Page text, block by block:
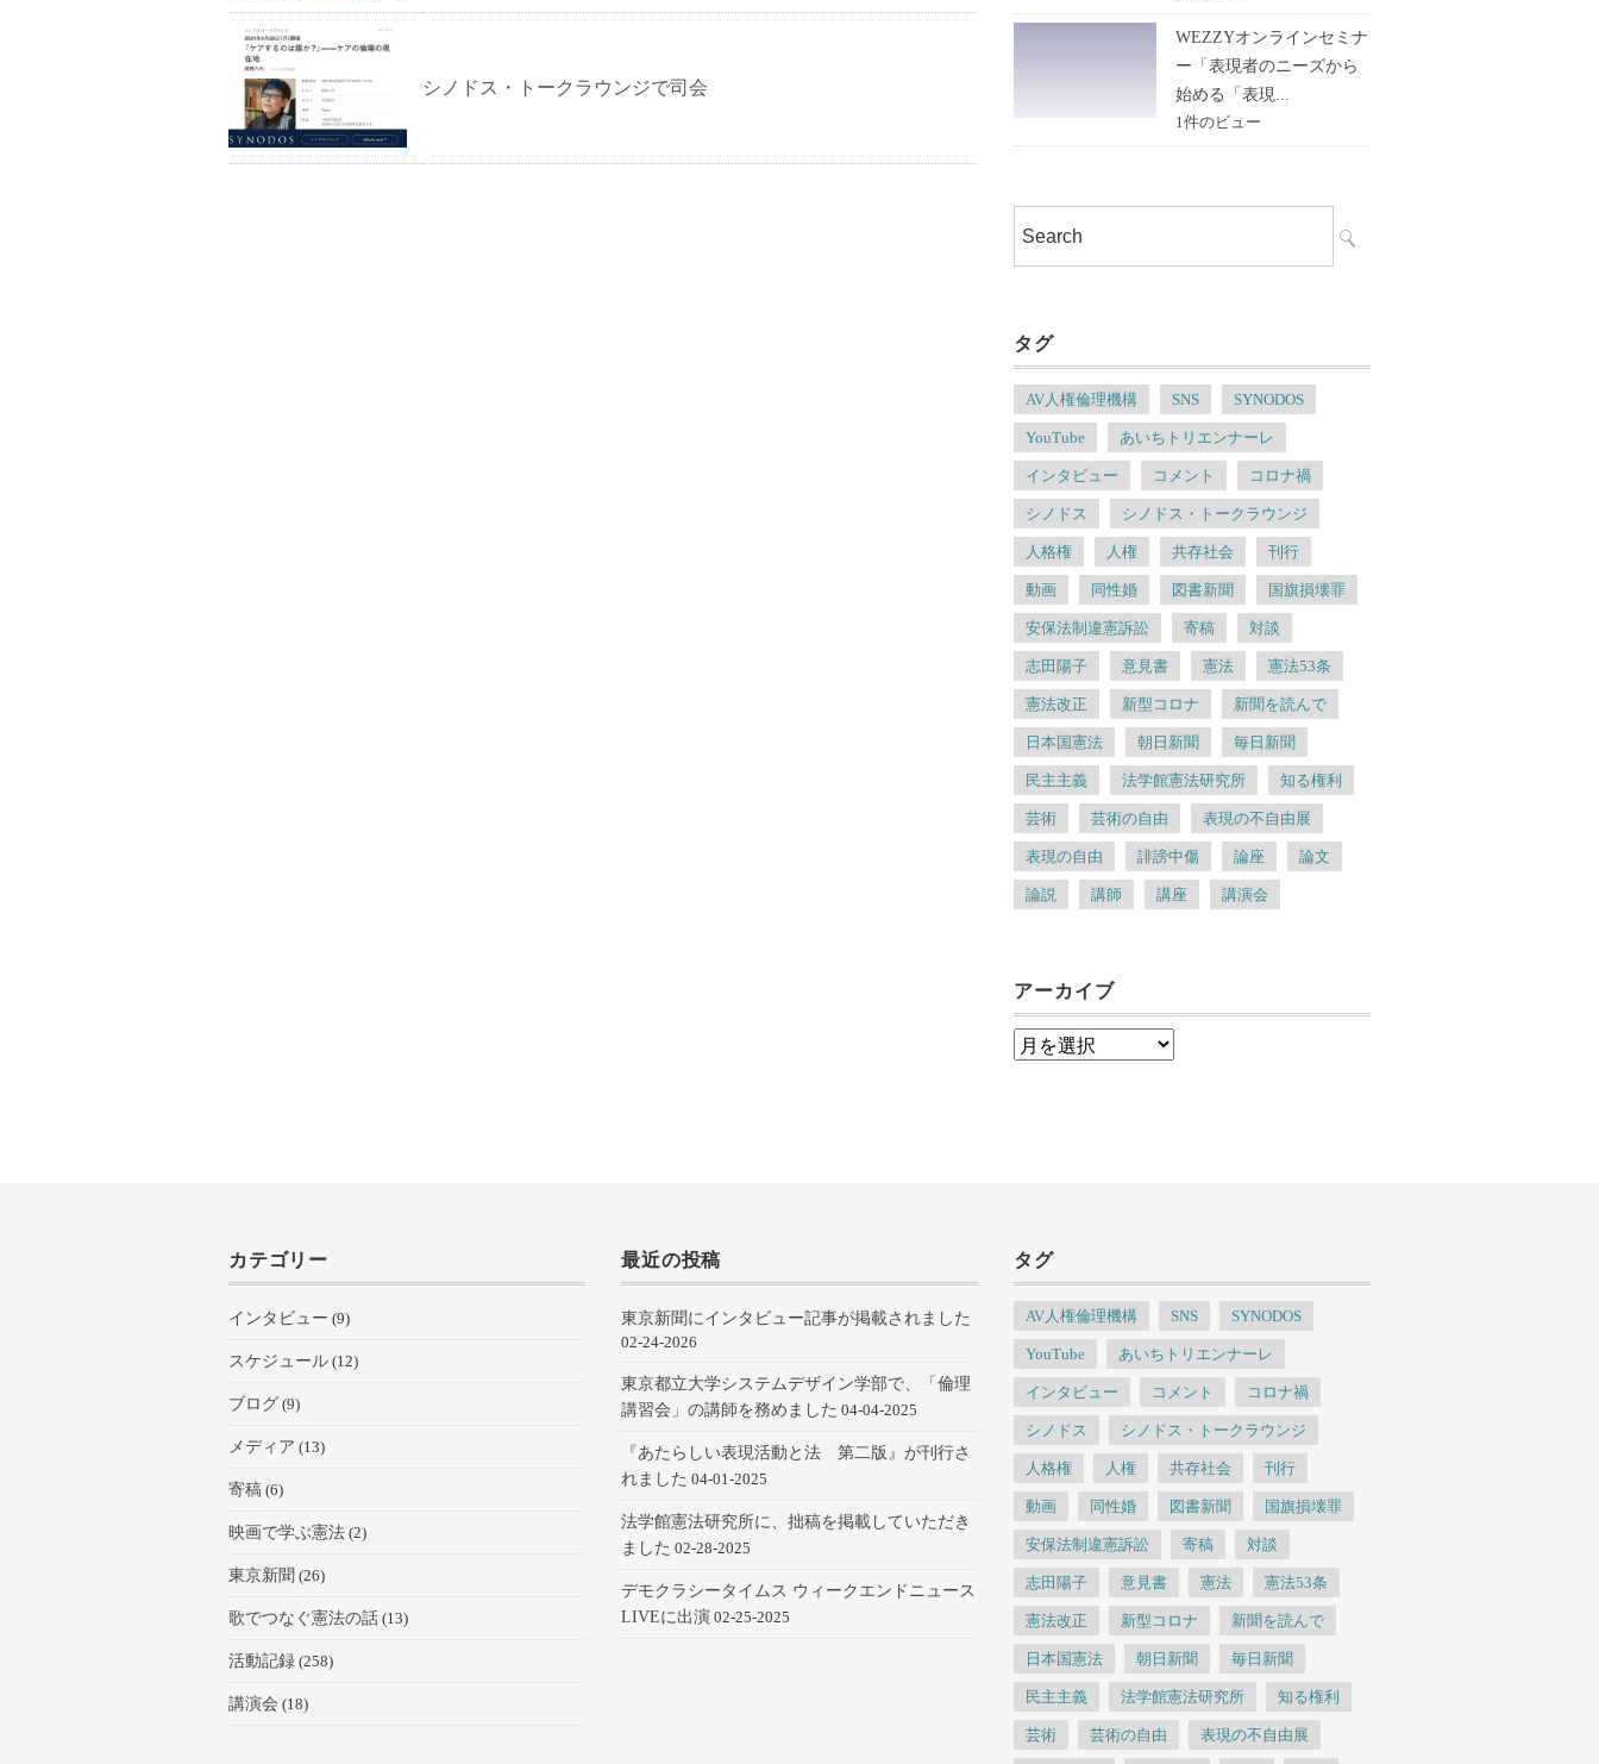
シノドス・トークラウンジで司会
WEZZYオンラインセミナ
ー「表現者のニーズから
始める「表現...
1件のビュー
タグ
AV人権倫理機構 SNS SYNODOS
YouTube あいちトリエンナーレ
インタビュー コメント コロナ禍
シノドス シノドス・トークラウンジ
人格権 人権 共存社会 刊行
動画 同性婚 図書新聞 国旗損壊罪
安保法制違憲訴訟 寄稿 対談
志田陽子 意見書 憲法 憲法53条
憲法改正 新型コロナ 新聞を読んで
日本国憲法 朝日新聞 毎日新聞
民主主義 法学館憲法研究所 知る権利
芸術 芸術の自由 表現の不自由展
表現の自由 誹謗中傷 論座 論文
論説 講師 講座 講演会
アーカイブ
ア
カテゴリー
インタビュー (9)
スケジュール (12)
ブログ (9)
メディア (13)
寄稿 (6)
映画で学ぶ憲法 (2)
東京新聞 (26)
歌でつなぐ憲法の話 (13)
活動記録 (258)
講演会 (18)
最近の投稿
東京新聞にインタビュー記事が掲載されました
02-24-2026
東京都立大学システムデザイン学部で、「倫理
講習会」の講師を務めました 04-04-2025
『あたらしい表現活動と法 第二版』が刊行さ
れました 04-01-2025
法学館憲法研究所に、拙稿を掲載していただき
ました 02-28-2025
デモクラシータイムス ウィークエンドニュース
LIVEに出演 02-25-2025
タグ
AV人権倫理機構 SNS SYNODOS
YouTube あいちトリエンナーレ
インタビュー コメント コロナ禍
シノドス シノドス・トークラウンジ
人格権 人権 共存社会 刊行
動画 同性婚 図書新聞 国旗損壊罪
安保法制違憲訴訟 寄稿 対談
志田陽子 意見書 憲法 憲法53条
憲法改正 新型コロナ 新聞を読んで
日本国憲法 朝日新聞 毎日新聞
民主主義 法学館憲法研究所 知る権利
芸術 芸術の自由 表現の不自由展